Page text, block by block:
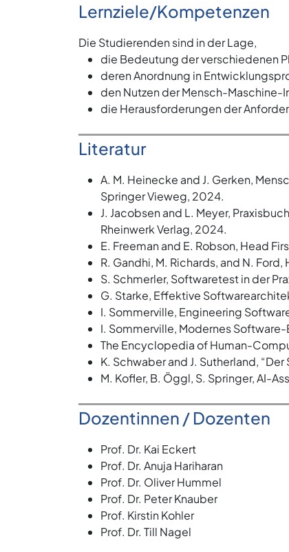
Lernziele/Kompetenzen
Die Studierenden sind in der Lage,
die Bedeutung der verschiedenen
deren Anordnung in
den Nutzen der Mensch-Maschine-
die Herausforderungen der
Literatur
A. M. Heinecke and J. Gerken,
Springer Vieweg, 2024.
J. Jacobsen and L. Meyer,
Rheinwerk Verlag, 2024.
E. Freeman and E. Robson, Head
R. Gandhi, M. Richards, and N.
S. Schmerler, Softwaretest in der
G. Starke, Effektive
I. Sommerville, Engineering
I. Sommerville, Modernes
The Encyclopedia of Human-
K. Schwaber and J. Sutherland,
M. Kofler, B. Öggl, S. Springer, AI-
Dozentinnen / Dozenten
Prof. Dr. Kai Eckert
Prof. Dr. Anuja Hariharan
Prof. Dr. Oliver Hummel
Prof. Dr. Peter Knauber
Prof. Kirstin Kohler
Prof. Dr. Till Nagel